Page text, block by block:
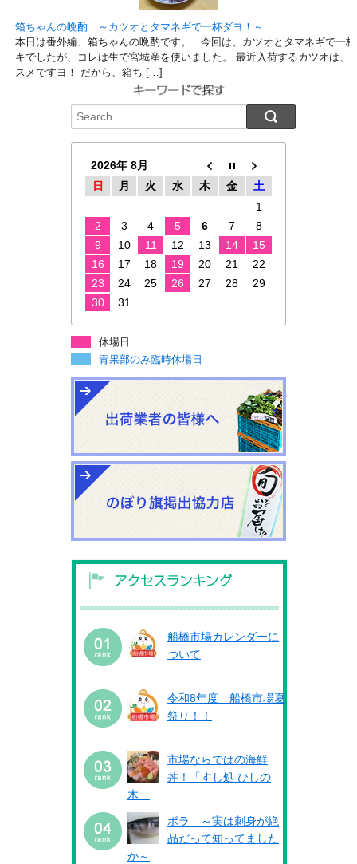
箱ちゃんの晩酌 ～カツオとタマネギで一杯ダヨ！～
本日は番外編、箱ちゃんの晩酌です。 今回は、カツオとタマネギで一
キでしたが、コレは生で宮城産を使いました。 最近入荷するカツオは、
スメですヨ！ だから、箱ち […]
2026年 8月
日
月 火 水 木 金
土
1
2
3 4 5 6 7
8
9
10 11 12 13 14
15
16
17 18 19 20 21
22
23
24 25 26 27 28
29
30
31
休場日
青果部のみ臨時休場日
船橋市場カレンダーに
ついて
令和8年度 船橋市場夏
祭り！！
市場ならではの海鮮
丼！「すし処 ひしの
木」
ボラ ～実は刺身が絶
品だって知ってました
か～